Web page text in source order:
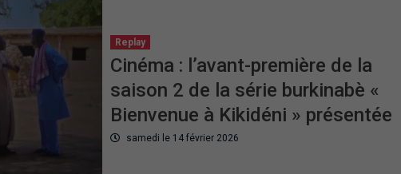
Replay
Cinéma : l’avant-première de la
saison 2 de la série burkinabè «
Bienvenue à Kikidéni » présentée
samedi le 14 février 2026